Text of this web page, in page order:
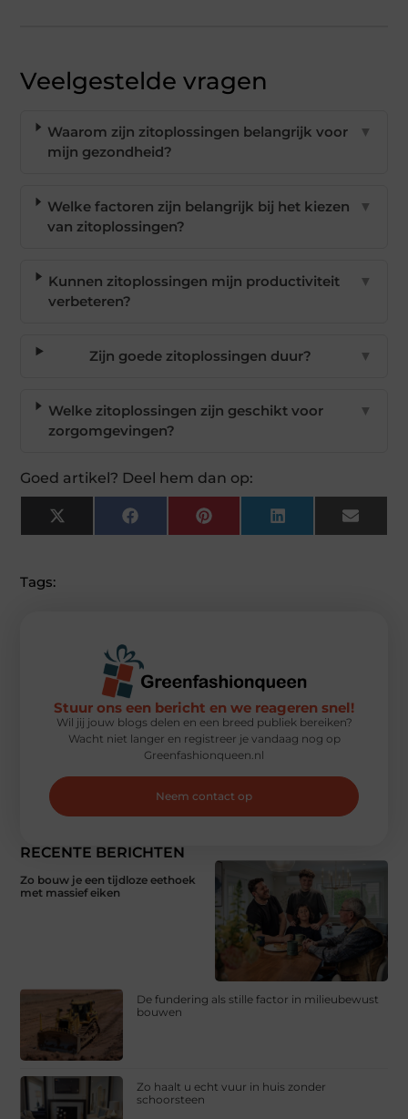
Veelgestelde vragen
Waarom zijn zitoplossingen belangrijk voor
mijn gezondheid?
▼
Welke factoren zijn belangrijk bij het kiezen
van zitoplossingen?
▼
Kunnen zitoplossingen mijn productiviteit
verbeteren?
▼
Zijn goede zitoplossingen duur? ▼
Welke zitoplossingen zijn geschikt voor
zorgomgevingen?
▼
Goed artikel? Deel hem dan op:
X
(Twitter)
FacebookPinterest LinkedIn Email
Tags:
RECENTE BERICHTEN
Zo bouw je een tijdloze eethoek
met massief eiken
De fundering als stille factor in milieubewust
bouwen
Zo haalt u echt vuur in huis zonder
schoorsteen
Stuur ons een bericht en we reageren snel!
Wil jij jouw blogs delen en een breed publiek bereiken?
Wacht niet langer en registreer je vandaag nog op
Greenfashionqueen.nl
Neem contact op